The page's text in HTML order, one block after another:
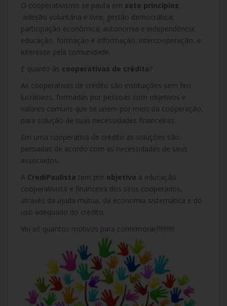
O cooperativismo se pauta em sete princípios:
adesão voluntária e livre; gestão democrática;
participação econômica; autonomia e independência;
educação, formação e informação; intercooperação, e
interesse pela comunidade.
E quanto às cooperativas de crédito?
As cooperativas de crédito são instituições sem fins
lucrativos, formadas por pessoas com objetivos e
valores comuns que se unem por meio da cooperação,
para solução de suas necessidades financeiras.
Em uma cooperativa de crédito as soluções são
pensadas de acordo com as necessidades de seus
associados.
A CrediPaulista tem por objetivo a educação
cooperativista e financeira dos seus cooperados,
através da ajuda mútua, da economia sistemática e do
uso adequado do crédito.
Viu só quantos motivos para comemorar?!!!!!!!!!!